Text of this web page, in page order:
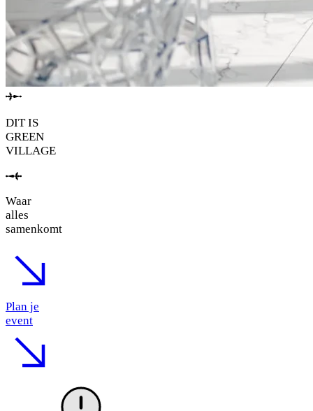
DIT IS
GREEN
VILLAGE
Waar
alles
samenkomt
Plan je
event